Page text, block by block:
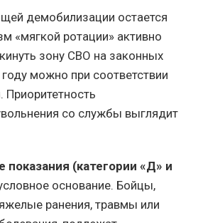
демобилизации остается
«мягкой ротации» активно
зону СВО на законных
можно при соответствии
Приоритетность
со службы выглядит
(категории «Д» и
основание. Бойцы,
ранения, травмы или